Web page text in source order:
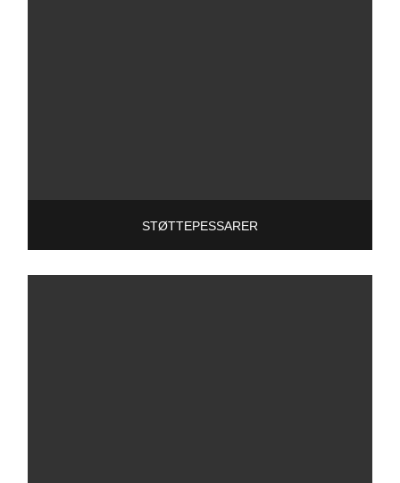
STØTTEPESSARER